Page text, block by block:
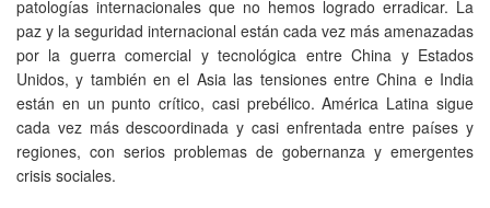
patologías internacionales que no hemos logrado erradicar. La
paz y la seguridad internacional están cada vez más amenazadas
por la guerra comercial y tecnológica entre China y Estados
Unidos, y también en el Asia las tensiones entre China e India
están en un punto crítico, casi prebélico. América Latina sigue
cada vez más descoordinada y casi enfrentada entre países y
regiones, con serios problemas de gobernanza y emergentes
crisis sociales.